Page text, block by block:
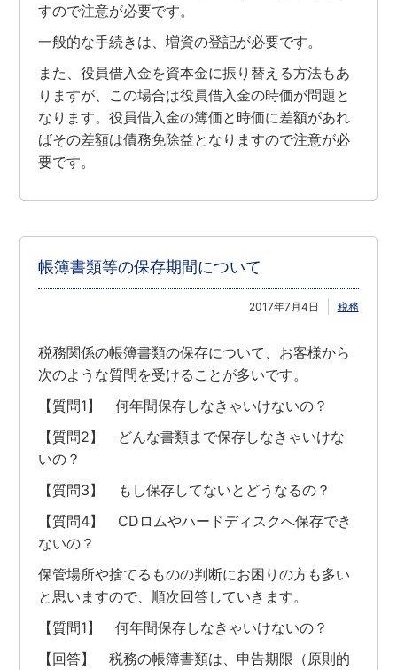
すので注意が必要です。
一般的な手続きは、増資の登記が必要です。
また、役員借入金を資本金に振り替える方法もあ
りますが、この場合は役員借入金の時価が問題と
なります。役員借入金の簿価と時価に差額があれ
ばその差額は債務免除益となりますので注意が必
要です。
帳簿書類等の保存期間について
2017年7月4日 税務
税務関係の帳簿書類の保存について、お客様から
次のような質問を受けることが多いです。
【質問1】 何年間保存しなきゃいけないの？
【質問2】 どんな書類まで保存しなきゃいけな
いの？
【質問3】 もし保存してないとどうなるの？
【質問4】 CDロムやハードディスクへ保存でき
ないの？
保管場所や捨てるものの判断にお困りの方も多い
と思いますので、順次回答していきます。
【質問1】 何年間保存しなきゃいけないの？
【回答】 税務の帳簿書類は、申告期限（原則的